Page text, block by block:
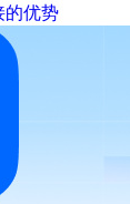
的优势